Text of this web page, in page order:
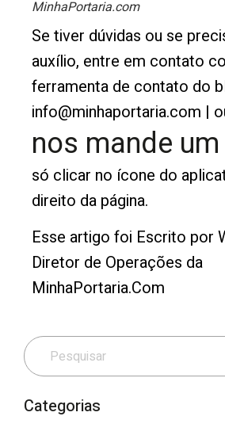
MinhaPortaria.com
Se tiver dúvidas ou se
auxílio, entre em contato
ferramenta de contato do
info@minhaportaria.com |
nos mande
só clicar no ícone do
direito da página.
Esse artigo foi Escrito por
Diretor de Operações da
MinhaPortaria.Com
Categorias